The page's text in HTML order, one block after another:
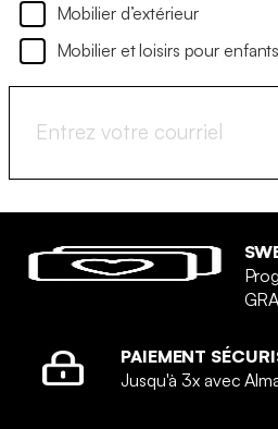
Mobilier d’extérieur
Mobilier et loisirs pour enfants
PAIEMENT
Jusqu'à 3x avec